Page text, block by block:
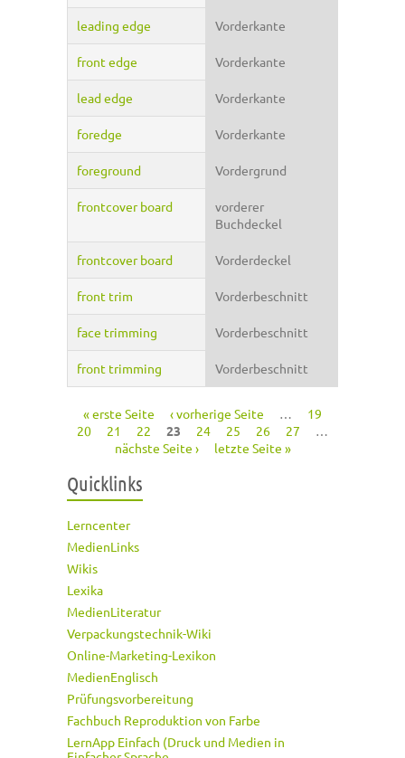
leading edge Vorderkante
front edge Vorderkante
lead edge Vorderkante
foredge Vorderkante
foreground Vordergrund
frontcover board
vorderer
Buchdeckel
frontcover board Vorderdeckel
front trim Vorderbeschnitt
face trimming Vorderbeschnitt
front trimming Vorderbeschnitt
Seiten
« erste Seite ‹ vorherige Seite …
19
20
21 22 23 24 25 26 27
…
nächste Seite ›
letzte Seite »
Quicklinks
Lerncenter
MedienLinks
Wikis
Lexika
MedienLiteratur
Verpackungstechnik-Wiki
Online-Marketing-Lexikon
MedienEnglisch
Prüfungsvorbereitung
Fachbuch Reproduktion von Farbe
LernApp Einfach (Druck und Medien in